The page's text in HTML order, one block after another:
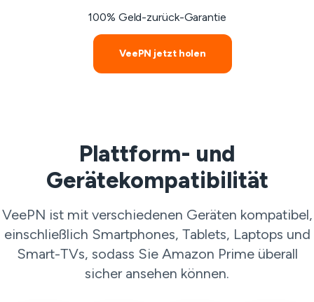
100% Geld-zurück-Garantie
VeePN jetzt holen
Plattform- und
Gerätekompatibilität
VeePN ist mit verschiedenen Geräten kompatibel,
einschließlich Smartphones, Tablets, Laptops und
Smart-TVs, sodass Sie Amazon Prime überall
sicher ansehen können.